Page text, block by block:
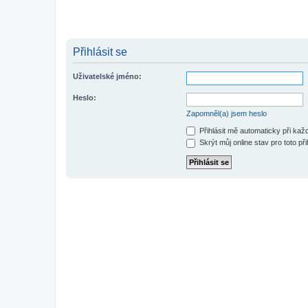
Přihlásit se
Uživatelské jméno:
Heslo:
Zapomněl(a) jsem heslo
Přihlásit mě automaticky při
Skrýt můj online stav pro toto